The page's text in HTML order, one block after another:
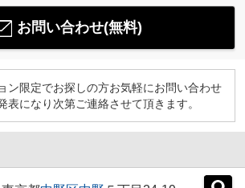
お問い合わせ(無料)
ン限定でお探しの方お気軽にお問い合わせ
表になり次第ご連絡させて頂きます。